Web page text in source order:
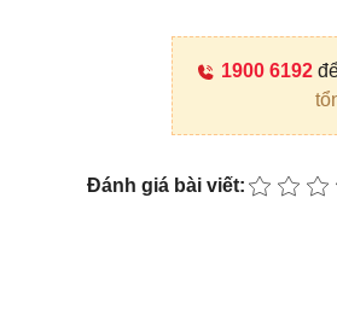
1900 6192
Đánh giá bài viết: